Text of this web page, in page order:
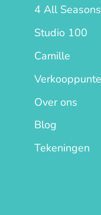
4 All Seasons
Studio 100
Camille
Over ons
Blog
Tekeningen